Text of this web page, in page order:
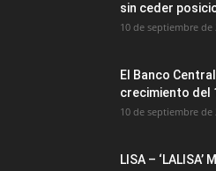
sin ceder
10 de septiembre de
El Banco
crecimiento del
10 de septiembre de
LISA – ‘LALISA’